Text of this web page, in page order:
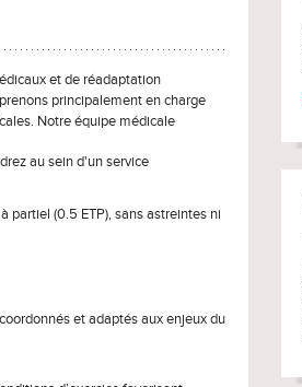
et de réadaptation
principalement en charge
Notre équipe médicale
au sein d'un service
partiel (0.5 ETP), sans astreintes ni
et adaptés aux enjeux du